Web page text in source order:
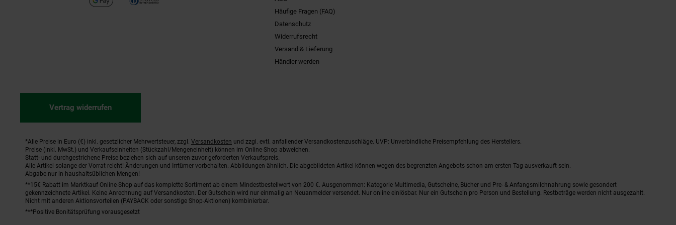
Häufige Fragen (FAQ)
Datenschutz
Widerrufsrecht
Versand & Lieferung
Händler werden
Vertrag widerrufen
Fußnoten
*Alle Preise in Euro (€) inkl. gesetzlicher Mehrwertsteuer, zzgl. Versandkosten und zzgl. evtl. anfallender Versandkostenzuschläge. UVP: Unverbindliche Preisempfehlung des Herstellers.
Preise (inkl. MwSt.) und Verkaufseinheiten (Stückzahl/Mengeneinheit) können im Online-Shop abweichen.
Statt- und durchgestrichene Preise beziehen sich auf unseren zuvor geforderten Verkaufspreis.
Alle Artikel solange der Vorrat reicht! Änderungen und Irrtümer vorbehalten. Abbildungen ähnlich. Die abgebildeten Artikel können wegen des begrenzten Angebots schon am ersten Tag ausverkauft sein.
Abgabe nur in haushaltsüblichen Mengen!
**15€ Rabatt im Marktkauf Online-Shop auf das komplette Sortiment ab einem Mindestbestellwert von 200 €. Ausgenommen: Kategorie Multimedia, Gutscheine, Bücher und Pre- & Anfangsmilchnahrung sowie gesondert
gekennzeichnete Artikel. Keine Anrechnung auf Versandkosten. Der Gutschein wird nur einmalig an Neuanmelder versendet. Nur online einlösbar. Nur ein Gutschein pro Person und Bestellung. Restbeträge werden nicht ausgezahlt.
Nicht mit anderen Aktionsvorteilen (PAYBACK oder sonstige Shop-Aktionen) kombinierbar.
***Positive Bonitätsprüfung vorausgesetzt